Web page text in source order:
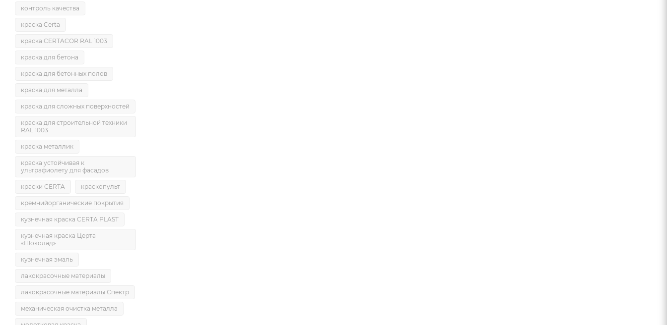
контроль качества
краска Certa
краска CERTACOR RAL 1003
краска для бетона
краска для бетонных полов
краска для металла
краска для сложных поверхностей
краска для строительной техники
RAL 1003
краска металлик
краска устойчивая к
ультрафиолету для фасадов
краски CERTA краскопульт
кремнийорганические покрытия
кузнечная краска CERTA PLAST
кузнечная краска Церта
«Шоколад»
кузнечная эмаль
лакокрасочные материалы
лакокрасочные материалы Спектр
механическая очистка металла